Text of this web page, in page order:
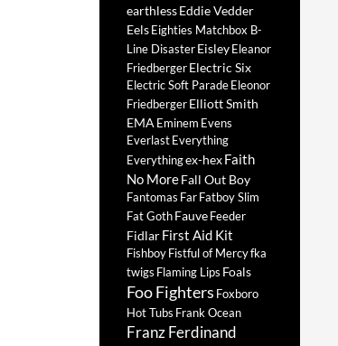
earthlessEddie Vedder
EelsEighties Matchbox B-
Line DisasterEisleyEleanor
FriedbergerElectric Six
Electric Soft ParadeEleonor
FriedbergerElliott Smith
EMA Eminem Evens
EverlastEverything
Everythingex-hexFaith
No MoreFall Out Boy
Fantomas FarFatboy Slim
Fat GothFauveFeeder
FidlarFirst Aid Kit
FishboyFistful of Mercyfka
twigs Flaming Lips Foals
Foo Fighters Foxboro
Hot Tubs Frank Ocean
Franz Ferdinand